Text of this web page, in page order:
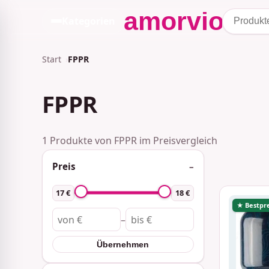
Start FPPR
FPPR
1 Produkte von FPPR im Preisvergleich
Preis
17 € 18 €
–
Übernehmen
★